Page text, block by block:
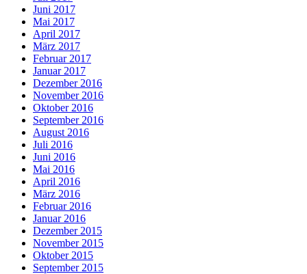
Juni 2017
Mai 2017
April 2017
März 2017
Februar 2017
Januar 2017
Dezember 2016
November 2016
Oktober 2016
September 2016
August 2016
Juli 2016
Juni 2016
Mai 2016
April 2016
März 2016
Februar 2016
Januar 2016
Dezember 2015
November 2015
Oktober 2015
September 2015